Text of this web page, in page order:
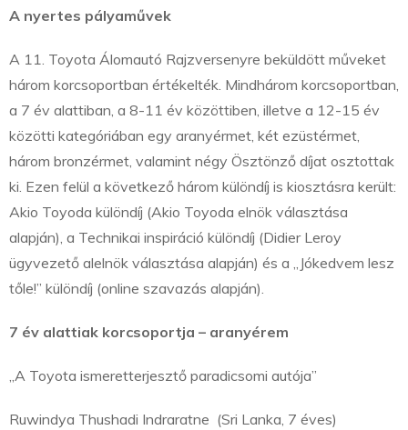
A nyertes pályaművek
A 11. Toyota Álomautó Rajzversenyre beküldött műveket
három korcsoportban értékelték. Mindhárom korcsoportban,
a 7 év alattiban, a 8-11 év közöttiben, illetve a 12-15 év
közötti kategóriában egy aranyérmet, két ezüstérmet,
három bronzérmet, valamint négy Ösztönző díjat osztottak
ki. Ezen felül a következő három különdíj is kiosztásra került:
Akio Toyoda különdíj (Akio Toyoda elnök választása
alapján), a Technikai inspiráció különdíj (Didier Leroy
ügyvezető alelnök választása alapján) és a „Jókedvem lesz
tőle!” különdíj (online szavazás alapján).
7 év alattiak korcsoportja – aranyérem
„A Toyota ismeretterjesztő paradicsomi autója”
Ruwindya Thushadi Indraratne (Sri Lanka, 7 éves)